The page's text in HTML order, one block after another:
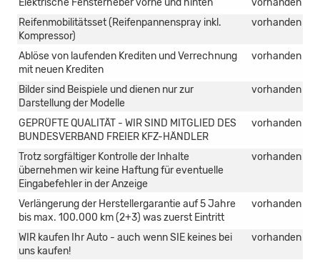
Elektrische Fensterheber vorne und hinten
vorhanden
Reifenmobilitätsset (Reifenpannenspray inkl.
Kompressor)
vorhanden
Ablöse von laufenden Krediten und Verrechnung
mit neuen Krediten
vorhanden
Bilder sind Beispiele und dienen nur zur
Darstellung der Modelle
vorhanden
GEPRÜFTE QUALITÄT - WIR SIND MITGLIED DES
BUNDESVERBAND FREIER KFZ-HÄNDLER
vorhanden
Trotz sorgfältiger Kontrolle der Inhalte
übernehmen wir keine Haftung für eventuelle
Eingabefehler in der Anzeige
vorhanden
Verlängerung der Herstellergarantie auf 5 Jahre
bis max. 100.000 km (2+3) was zuerst Eintritt
vorhanden
WIR kaufen Ihr Auto - auch wenn SIE keines bei
uns kaufen!
vorhanden